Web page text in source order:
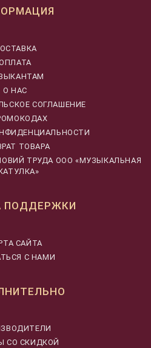
О НАС
СОГЛАШЕНИЕ
ТОВАРА
ТРУДА ООО «МУЗЫКАЛЬНАЯ
ПОДДЕРЖКИ
САЙТА
С НАМИ
СО СКИДКОЙ